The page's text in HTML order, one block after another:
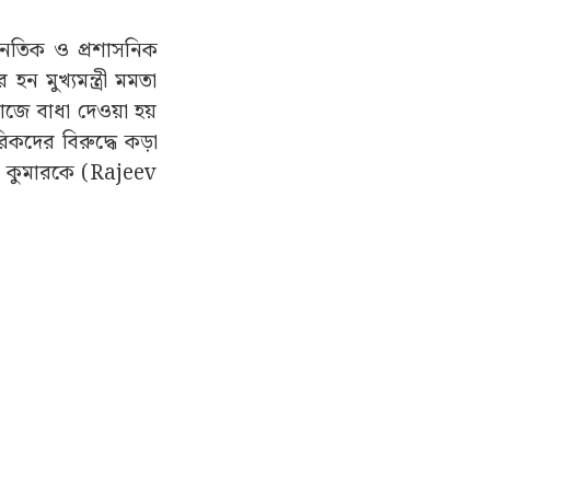
ও প্রশাসনিক
মুখ্যমন্ত্রী মমতা
বাধা দেওয়া হয়
বিরুদ্ধে কড়া
কুমারকে (Rajeev